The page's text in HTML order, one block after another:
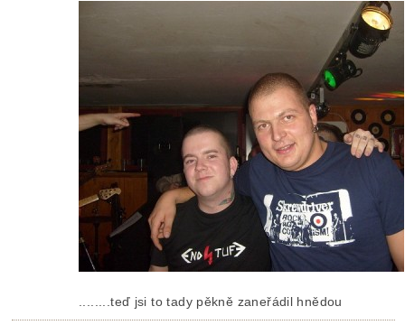
........teď jsi to tady pěkně zaneřádil hnědou